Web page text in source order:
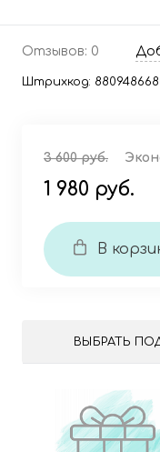
Отзывов: 0
Штрихкод:
3 600 руб.
1 980 руб.
В
ВЫБРАТЬ